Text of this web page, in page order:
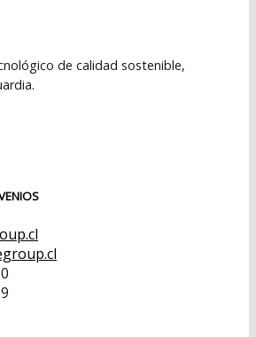
de calidad sostenible,